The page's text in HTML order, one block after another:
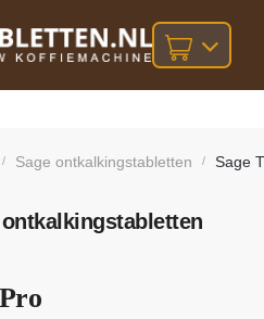
besteld,
bij orders
/ Sage ontkalkingstabletten / Sage